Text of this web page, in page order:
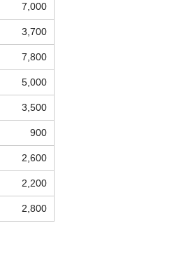
7,000
3,700
7,800
5,000
3,500
900
2,600
2,200
2,800